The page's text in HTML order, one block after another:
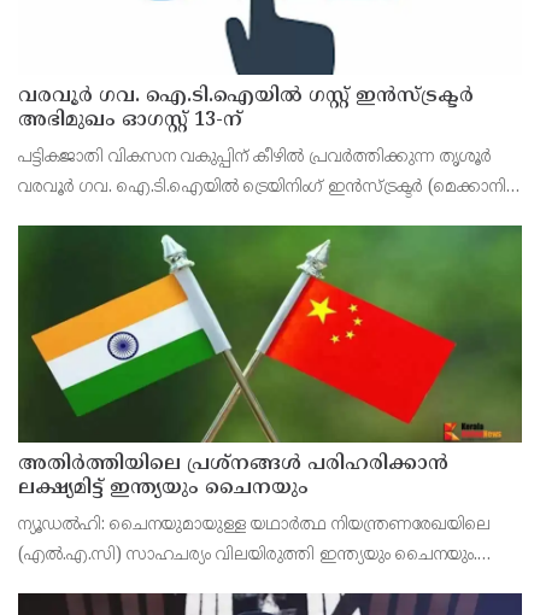
വരവൂർ ഗവ. ഐ.ടി.ഐയിൽ ഗസ്റ്റ് ഇൻസ്ട്രക്ടർ
അഭിമുഖം ഓഗസ്റ്റ് 13-ന്
പട്ടികജാതി വികസന വകുപ്പിന് കീഴിൽ പ്രവർത്തിക്കുന്ന തൃശൂർ
വരവൂർ ഗവ. ഐ.ടി.ഐയിൽ ട്രെയിനിംഗ് ഇൻസ്ട്രക്ടർ (മെക്കാനിക്
ഇൻസ്ട്രക്ടർമാരെ താത്കാലികമായ
അതിർത്തിയിലെ പ്രശ്നങ്ങൾ പരിഹരിക്കാൻ
ലക്ഷ്യമിട്ട് ഇന്ത്യയും ചൈനയും
ന്യൂഡൽഹി: ചൈനയുമായുള്ള യഥാർത്ഥ നിയന്ത്രണരേഖയിലെ
(എൽ.എ.സി) സാഹചര്യം വിലയിരുത്തി ഇന്ത്യയും ചൈനയും.